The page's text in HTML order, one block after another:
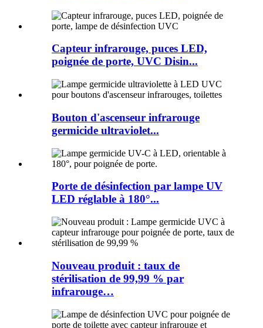
Capteur infrarouge, puces LED,
poignée de porte, UVC Disin...
Bouton d'ascenseur infrarouge
germicide ultraviolet...
Porte de désinfection par lampe UV
LED réglable à 180°...
Nouveau produit : taux de
stérilisation de 99,99 % par
infrarouge…